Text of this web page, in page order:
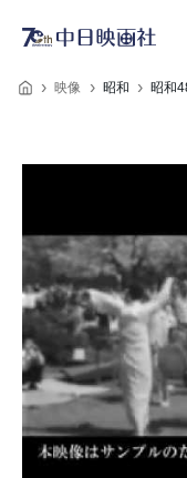
映像 昭和 昭和